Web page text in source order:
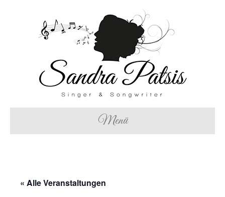
Menü
« Alle Veranstaltungen